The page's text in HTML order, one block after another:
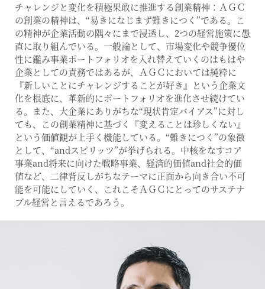
チャレンジと変化を積極果敢に推進する創業精神：ＡＧＣ
の創業の精神は、“易きになじまず難きにつく”である。こ
の精神が企業活動の隅々にまで浸透し、2つの経営施策に愚
直に取り組んでいる。一般論として、市場変化や競争優位
性に鑑み事業ポートフォリオを入れ替えていくのはもはや
企業としての責務ではあるが、ＡＧＣにおいては純粋に
『新しいことにチャレンジすることが好き』という企業文
化を根底に、革新的にポートフォリオを進化させ続けてい
る。また、大企業にありがちな“現状肯定バイアス”に対し
ても、この創業精神に基づく『変えることは珍しくない』
という価値観が上手く機能している。“難きにつく”の象徴
として、“andスピリッツ”が挙げられる。中核をなすコア
事業and将来に向けた戦略事業、経済的価値and社会的価
値など、二律背反しがちなテーマに正面から向き合い不可
能を可能にしていく、これこそＡＧＣにとってのサステナ
ブル経営と言えるであろう。